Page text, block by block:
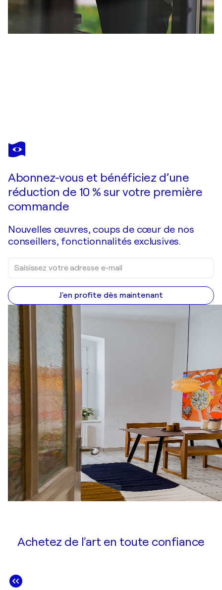
LIUBOU
SAS
Je passe commande
Abonnez-vous et bénéficiez d’une
réduction de 10 % sur votre première
commande
Nouvelles œuvres, coups de cœur de nos
conseillers, fonctionnalités exclusives.
J'en profite dès maintenant
Achetez de l'art en toute confiance